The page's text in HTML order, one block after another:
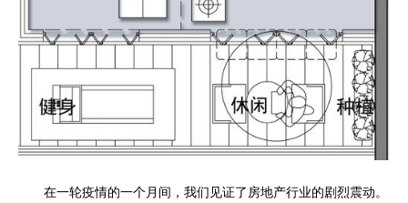
在一轮疫情的一个月间，我们见证了房地产行业的剧烈震动。